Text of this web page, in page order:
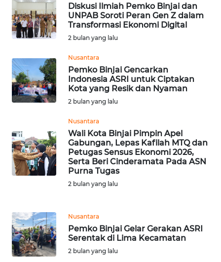
Diskusi Ilmiah Pemko Binjai dan
UNPAB Soroti Peran Gen Z dalam
Transformasi Ekonomi Digital
2 bulan yang lalu
Nusantara
Pemko Binjai Gencarkan
Indonesia ASRI untuk Ciptakan
Kota yang Resik dan Nyaman
2 bulan yang lalu
Nusantara
Wali Kota Binjai Pimpin Apel
Gabungan, Lepas Kafilah MTQ dan
Petugas Sensus Ekonomi 2026,
Serta Beri Cinderamata Pada ASN
Purna Tugas
2 bulan yang lalu
Nusantara
Pemko Binjai Gelar Gerakan ASRI
Serentak di Lima Kecamatan
2 bulan yang lalu
WN
SULSEL
WN
WN
SULUT
WN
MALUT
WN
DANAU
TOBA